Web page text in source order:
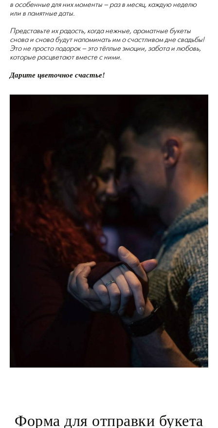
в особенные для них моменты – раз в месяц, каждую неделю
или в памятные даты.
Представьте их радость, когда нежные, ароматные букеты
снова и снова будут напоминать им о счастливом дне свадьбы!
Это не просто подарок – это тёплые эмоции, забота и любовь,
которые расцветают вместе с ними.
Дарите цветочное счастье!
Форма для отправки букета